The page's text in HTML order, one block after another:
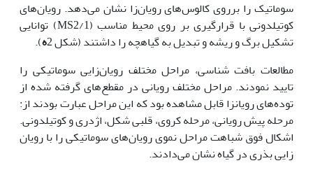
سوماتیک را بر‌روی کالوس‌های رویان‌زا نشان می‌دهد. رویان‌های
کوتیلدونی با قرارگیری بر روی محیط مناسب (MS2/1) توانایی
تشکیل برگ و ریشه و تبدیل به گیاه‏چه را داشتند (شکل 2 ه).
مطالعات بافت شناسی، مراحل مختلف رویان‌زایی سوماتیکی را
تایید نمودند. مراحل مختلف رویانی در مقطع‌های گرفته شده از
توده‌های رویان‏زا قابل مشاهده بود که این مراحل عبارت بودند از:
مرحله پیش رویانی، مرحله کروی، قلبی شکل، اژدری و کوتیلدونی.
اشکال فوق شباهت مراحل نموی رویان‌های سوماتیکی را با رویان
زایی بذری در گیاه نشان می‌دادند.